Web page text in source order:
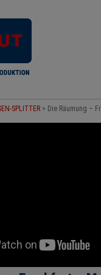
SPLITTER > Die Räumung –